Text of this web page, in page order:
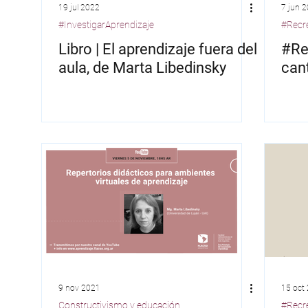
Rosa Rottemberg Gabriela Fairstein
Daniela Liberman
19 jul 2022
#InvestigarAprendizaje
Libro | El aprendizaje fuera del
aula, de Marta Libedinsky
7 jun
9 nov 2021
Constructivismo y educación
15 oct